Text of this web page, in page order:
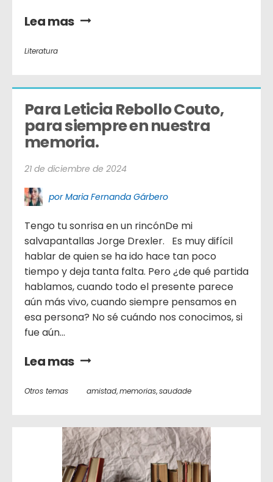
Lea mas
Literatura
Para Leticia Rebollo Couto,
para siempre en nuestra
memoria.
21 de diciembre de 2024
por Maria Fernanda Gárbero
Tengo tu sonrisa en un rincónDe mi
salvapantallas Jorge Drexler. Es muy difícil
hablar de quien se ha ido hace tan poco
tiempo y deja tanta falta. Pero ¿de qué partida
hablamos, cuando todo el presente parece
aún más vivo, cuando siempre pensamos en
esa persona? No sé cuándo nos conocimos, si
fue aún...
Lea mas
Otros temas amistad,memorias,saudade